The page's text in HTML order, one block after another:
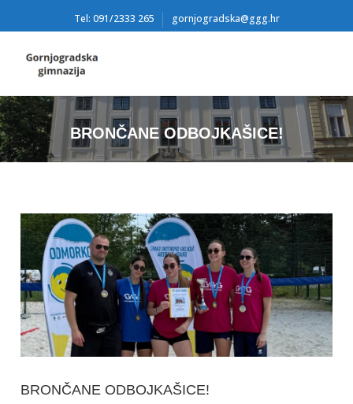
Tel: 091/2333 265 gornjogradska@ggg.hr
BRONČANE ODBOJKAŠICE!
BRONČANE ODBOJKAŠICE!